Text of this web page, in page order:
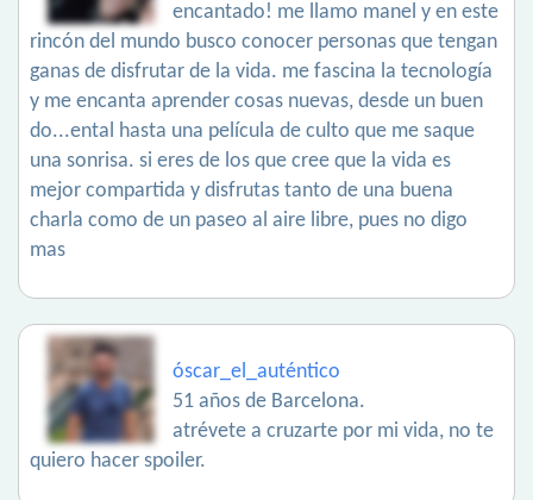
encantado! me llamo manel y en este
rincón del mundo busco conocer personas que tengan
ganas de disfrutar de la vida. me fascina la tecnología
y me encanta aprender cosas nuevas, desde un buen
do...ental hasta una película de culto que me saque
una sonrisa. si eres de los que cree que la vida es
mejor compartida y disfrutas tanto de una buena
charla como de un paseo al aire libre, pues no digo
mas
óscar_el_auténtico
51 años de Barcelona.
atrévete a cruzarte por mi vida, no te
quiero hacer spoiler.